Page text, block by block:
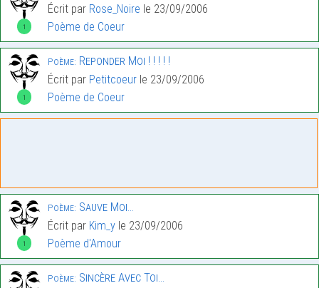
1
Écrit par Rose_Noire le 23/09/2006
Poème de Coeur
1
Poème: Reponder Moi ! ! ! ! !
Écrit par Petitcoeur le 23/09/2006
Poème de Coeur
1
Poème: Sauve Moi…
Écrit par Kim_y le 23/09/2006
Poème d'Amour
Poème: Sincère Avec Toi…